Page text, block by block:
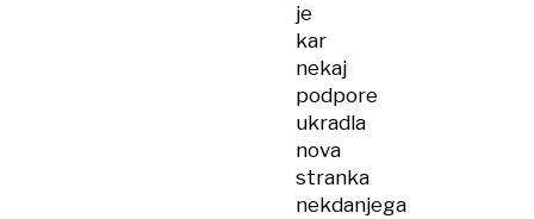
je
kar
nekaj
podpore
ukradla
nova
stranka
nekdanjega